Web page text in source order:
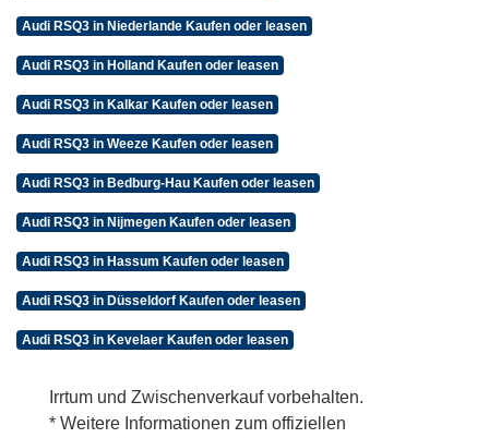
Audi RSQ3 in Niederlande Kaufen oder leasen
Audi RSQ3 in Holland Kaufen oder leasen
Audi RSQ3 in Kalkar Kaufen oder leasen
Audi RSQ3 in Weeze Kaufen oder leasen
Audi RSQ3 in Bedburg-Hau Kaufen oder leasen
Audi RSQ3 in Nijmegen Kaufen oder leasen
Audi RSQ3 in Hassum Kaufen oder leasen
Audi RSQ3 in Düsseldorf Kaufen oder leasen
Audi RSQ3 in Kevelaer Kaufen oder leasen
Irrtum und Zwischenverkauf vorbehalten.
* Weitere Informationen zum offiziellen